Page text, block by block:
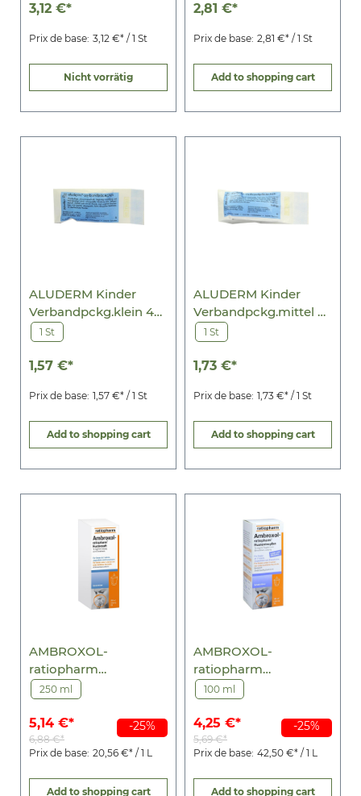
3,12 €*
Prix de base: 3,12 €* / 1 St
Nicht vorrätig
2,81 €*
Prix de base: 2,81 €* / 1 St
Add to shopping cart
ALUDERM Kinder
Verbandpckg.klein 4
cmx2 m
1 St
1,57 €*
Prix de base: 1,57 €* / 1 St
Add to shopping cart
ALUDERM Kinder
Verbandpckg.mittel 6
cmx2 m
1 St
1,73 €*
Prix de base: 1,73 €* / 1 St
Add to shopping cart
-25%
AMBROXOL-
ratiopharm
Hustensaft
250 ml
5,14 €*
6,88 €*
Prix de base: 20,56 €* / 1 L
Add to shopping cart
-25%
AMBROXOL-
ratiopharm
Hustentropfen
100 ml
4,25 €*
5,69 €*
Prix de base: 42,50 €* / 1 L
Add to shopping cart